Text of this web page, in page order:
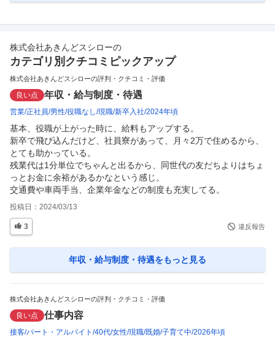
株式会社あきんどスシローの
カテゴリ別クチコミピックアップ
株式会社あきんどスシローの評判・クチコミ・評価
良い点 年収・給与制度・待遇
営業 正社員 男性 役職なし 現職 新卒入社 2024年頃
基本、役職が上がった時に、給料もアップする。
新卒で飛び込んだけど、社員寮があって、月々2万で住めるから、
とても助かっている。
残業代は1分単位でちゃんと出るから、同世代の友だちよりはちょ
っとお金に余裕があるかなという感じ。
交通費や車両手当、企業年金などの制度も充実してる。
投稿日： 2024/03/13
3 違反報告
年収・給与制度・待遇をもっと見る
株式会社あきんどスシローの評判・クチコミ・評価
良い点 仕事内容
接客 パート・アルバイト 40代 女性 現職 既婚 子育て中 2026年頃